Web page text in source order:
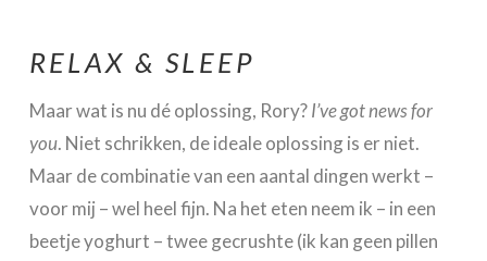
RELAX & SLEEP
Maar wat is nu dé oplossing, Rory?I’ve got news for
you. Niet schrikken, de ideale oplossing is er niet.
Maar de combinatie van een aantal dingen werkt –
voor mij – wel heel fijn. Na het eten neem ik – in een
beetje yoghurt – twee gecrushte (ik kan geen pillen